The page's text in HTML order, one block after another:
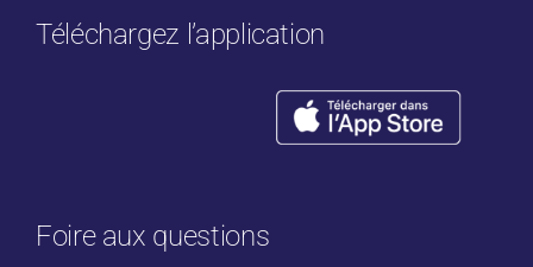
Téléchargez l’application
Foire aux questions